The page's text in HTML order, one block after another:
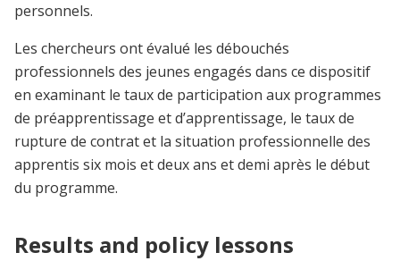
personnels.
Les chercheurs ont évalué les débouchés
professionnels des jeunes engagés dans ce dispositif
en examinant le taux de participation aux programmes
de préapprentissage et d’apprentissage, le taux de
rupture de contrat et la situation professionnelle des
apprentis six mois et deux ans et demi après le début
du programme.
Results and policy lessons